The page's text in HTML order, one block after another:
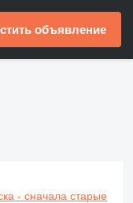
объявление
- сначала старые